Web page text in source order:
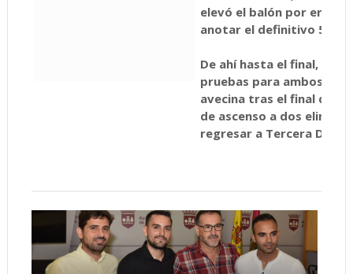
elevó el balón por
anotar el definitivo 5-2.
De ahí hasta el final,
pruebas para ambos
avecina tras el final de
de ascenso a dos
regresar a Tercera